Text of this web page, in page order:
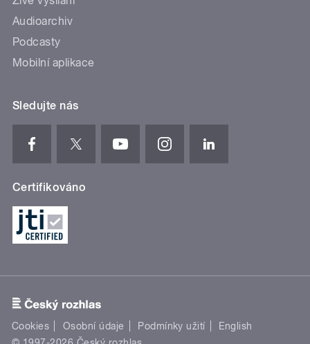
Audioarchiv
Podcasty
Mobilní aplikace
Sledujte nás
Certifikováno
Cookies Osobní údaje Podmínky užití
English